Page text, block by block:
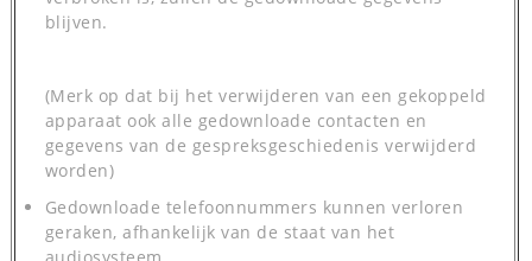
blijven.
(Merk op dat bij het verwijderen van een gekoppeld
apparaat ook alle gedownloade contacten en
gegevens van de gespreksgeschiedenis verwijderd
worden)
Gedownloade telefoonnummers kunnen verloren
geraken, afhankelijk van de staat van het